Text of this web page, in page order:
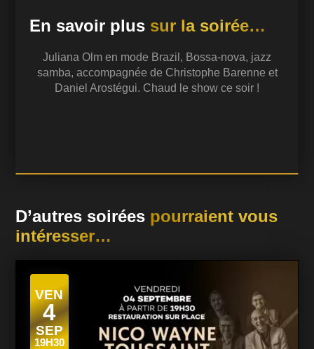
En savoir plus sur la soirée…
Juliana Olm en mode Brazil, Bossa-nova, jazz
samba, accompagnée de Christophe Barenne et
Daniel Arostégui. Chaud le show ce soir !
D’autres soirées pourraient vous
intéresser…
VEN
4
SEP
19H30